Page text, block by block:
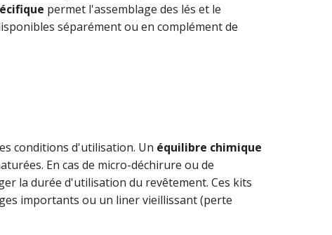
permet l'assemblage des lés et le
séparément ou en complément de
conditions d'utilisation. Un équilibre chimique
En cas de micro-déchirure ou de
la durée d'utilisation du revêtement. Ces kits
importants ou un liner vieillissant (perte